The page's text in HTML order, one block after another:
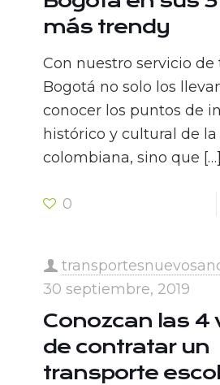
más trendy
Con nuestro servicio de
Bogotá no solo los
conocer los puntos de
histórico y cultural de la
colombiana, sino que […]
0
30 septiembre, 2019
Conozcan las 4
de contratar un
transporte